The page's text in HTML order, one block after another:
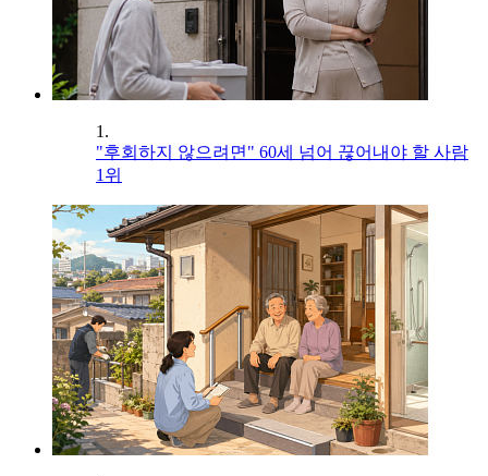
1.
"후회하지 않으려면" 60세 넘어 끊어내야 할 사람
1위